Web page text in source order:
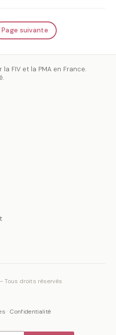
Page suivante
FIV et la PMA en France.
Tous droits réservés
·Confidentialité